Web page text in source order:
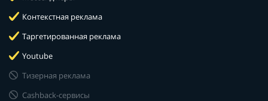
Контекстная реклама
Таргетированная реклама
Youtube
Тизерная реклама
Cashback-сервисы